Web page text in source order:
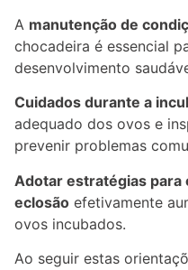
A manutenção de
chocadeira é essencial
desenvolvimento
Cuidados durante a
adequado dos ovos e
prevenir problemas
Adotar estratégias
eclosão efetivamente
ovos incubados.
Ao seguir estas